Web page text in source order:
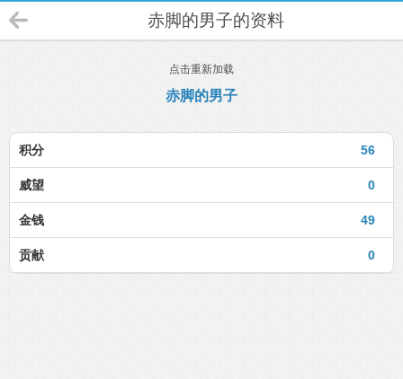
赤脚的男子的资料
点击重新加载
赤脚的男子
56
积分
0
威望
49
金钱
0
贡献